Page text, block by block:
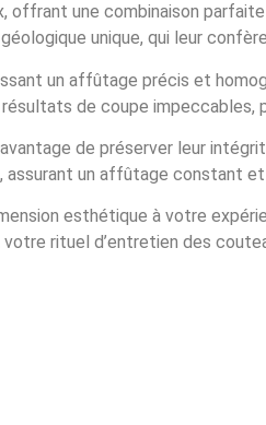
une combinaison
unique, qui leur
un affûtage précis et
de coupe
de préserver leur
un affûtage constant
esthétique à votre
rituel d’entretien des